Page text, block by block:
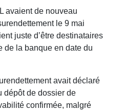
avaient de nouveau
le 9 mai
juste d’être destinataires
de la banque en date du
avait déclaré
dépôt de dossier de
confirmée, malgré